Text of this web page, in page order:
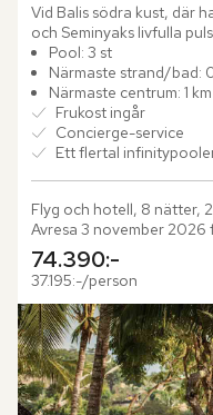
Vid Balis södra kust, där
och Seminyaks livfulla
– en plats med själ,
Pool: 3 st
Närmaste strand/bad:
Närmaste centrum: 1 km
Frukost ingår
Concierge-service
Ett flertal
Flyg och hotell, 8 nätter,
Avresa 3 november 2026
74.390:-
37.195:-/person